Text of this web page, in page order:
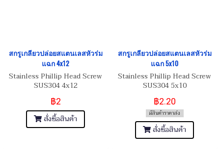
สกรูเกลียวปล่อยสแตนเลสหัวร่ม
แฉก 4x12
Stainless Phillip Head Screw
SUS304 4x12
฿2
สั่งซื้อสินค้า
สกรูเกลียวปล่อยสแตนเลสหัวร่ม
แฉก 5x10
Stainless Phillip Head Screw
SUS304 5x10
฿2.20
มีสินค้าราคาส่ง
สั่งซื้อสินค้า